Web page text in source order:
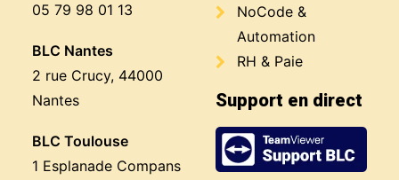
05 79 98 01 13
BLC Nantes
2 rue Crucy, 44000
Nantes
BLC Toulouse
1 Esplanade Compans
NoCode &
Automation
RH & Paie
Support en direct